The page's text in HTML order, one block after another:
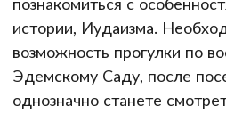
истории, Иудаизма.
возможность прогулки по
Эдемскому Саду, после
однозначно станете